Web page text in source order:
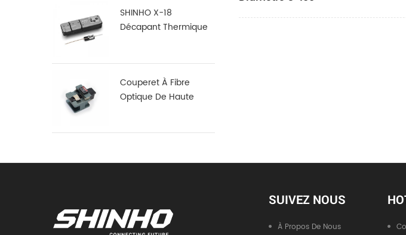
SHINHO X-18
Décapant Thermique
Couperet À Fibre
Optique De Haute
SUIVEZ NOUS
À Propos De Nous